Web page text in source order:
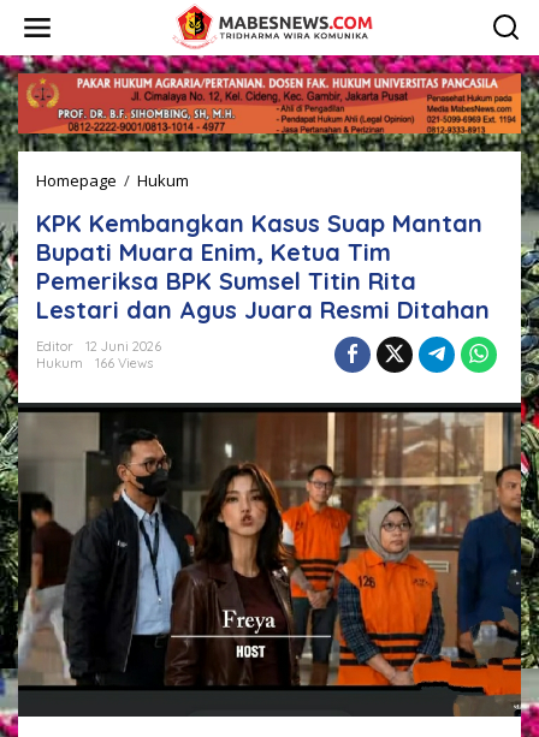
w
a
t
i
k
e
k
o
n
t
e
n
Homepage / Hukum
K
K
e
m
b
a
u
s
S
u
a
p
M
a
t
KPK Kembangkan Kasus Suap Mantan
Bupati Muara Enim, Ketua Tim
Pemeriksa BPK Sumsel Titin Rita
Lestari dan Agus Juara Resmi Ditahan
Editor
12 Juni 2026
Hukum
166 Views